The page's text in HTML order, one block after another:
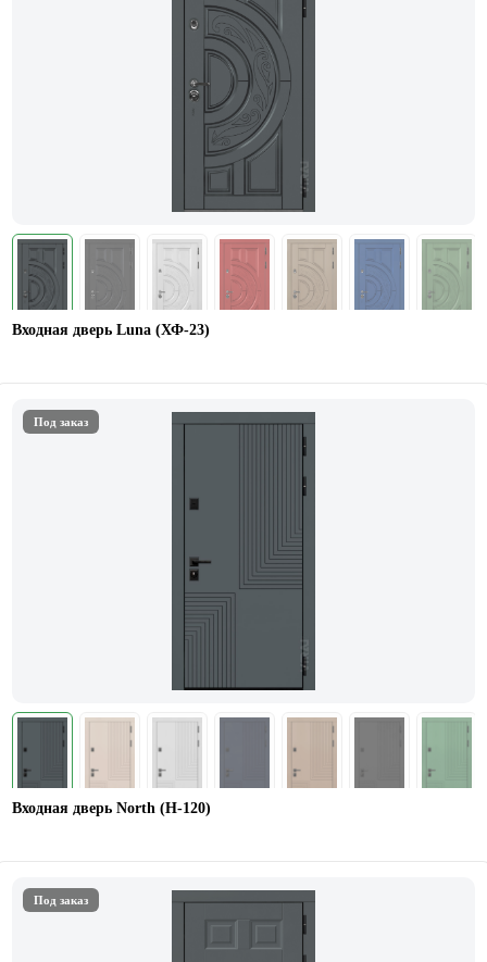
Входная дверь Luna (ХФ-23)
Под заказ
Входная дверь North (Н-120)
Под заказ